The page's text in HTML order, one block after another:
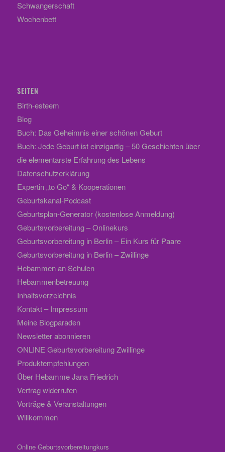
Schwangerschaft
Wochenbett
SEITEN
Birth-esteem
Blog
Buch: Das Geheimnis einer schönen Geburt
Buch: Jede Geburt ist einzigartig – 50 Geschichten über
die elementarste Erfahrung des Lebens
Datenschutzerklärung
Expertin „to Go“ & Kooperationen
Geburtskanal-Podcast
Geburtsplan-Generator (kostenlose Anmeldung)
Geburtsvorbereitung – Onlinekurs
Geburtsvorbereitung in Berlin – Ein Kurs für Paare
Geburtsvorbereitung in Berlin – Zwillinge
Hebammen an Schulen
Hebammenbetreuung
Inhaltsverzeichnis
Kontakt – Impressum
Meine Blogparaden
Newsletter abonnieren
ONLINE Geburtsvorbereitung Zwillinge
Produktempfehlungen
Über Hebamme Jana Friedrich
Vertrag widerrufen
Vorträge & Veranstaltungen
Willkommen
Online Geburtsvorbereitungkurs